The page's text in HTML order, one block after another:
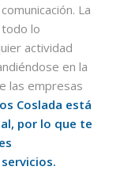
La
lo
actividad
en la
las empresas
Coslada está
por lo que te